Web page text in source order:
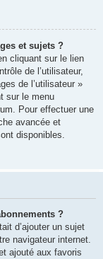
et sujets ?
cliquant sur le lien
de l’utilisateur,
de l’utilisateur »
sur le menu
Pour effectuer une
avancée et
disponibles.
?
d’ajouter un sujet
navigateur internet.
ajouté aux favoris